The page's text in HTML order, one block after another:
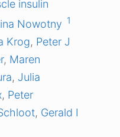
insulin
Nowotny 1
Krog, Peter J
, Maren
, Julia
, Peter
, Gerald I